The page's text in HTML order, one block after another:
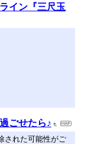
イン『三尺玉
ごせたら♪
された可能性がご